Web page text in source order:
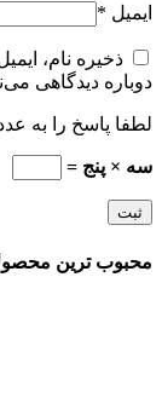
ایمیل *
ذخیره نام،
دوباره دیدگاهی
لطفا پاسخ را به
سه × پنج =
محبوب ترین